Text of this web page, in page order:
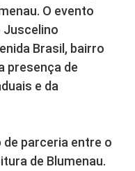
O evento
Juscelino
Brasil, bairro
presença de
e da
parceria entre o
de Blumenau.